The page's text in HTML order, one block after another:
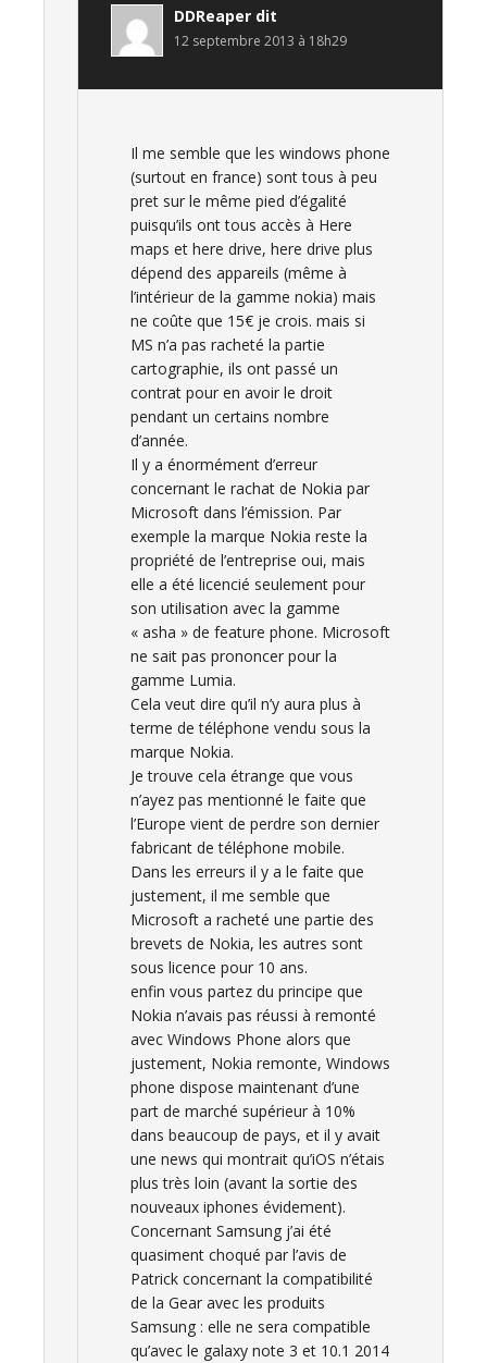
DDReaper dit
12 septembre 2013 à 18h29
Il me semble que les windows phone
(surtout en france) sont tous à peu
pret sur le même pied d’égalité
puisqu’ils ont tous accès à Here
maps et here drive, here drive plus
dépend des appareils (même à
l’intérieur de la gamme nokia) mais
ne coûte que 15€ je crois. mais si
MS n’a pas racheté la partie
cartographie, ils ont passé un
contrat pour en avoir le droit
pendant un certains nombre
d’année.
Il y a énormément d’erreur
concernant le rachat de Nokia par
Microsoft dans l’émission. Par
exemple la marque Nokia reste la
propriété de l’entreprise oui, mais
elle a été licencié seulement pour
son utilisation avec la gamme
« asha » de feature phone. Microsoft
ne sait pas prononcer pour la
gamme Lumia.
Cela veut dire qu’il n’y aura plus à
terme de téléphone vendu sous la
marque Nokia.
Je trouve cela étrange que vous
n’ayez pas mentionné le faite que
l’Europe vient de perdre son dernier
fabricant de téléphone mobile.
Dans les erreurs il y a le faite que
justement, il me semble que
Microsoft a racheté une partie des
brevets de Nokia, les autres sont
sous licence pour 10 ans.
enfin vous partez du principe que
Nokia n’avais pas réussi à remonté
avec Windows Phone alors que
justement, Nokia remonte, Windows
phone dispose maintenant d’une
part de marché supérieur à 10%
dans beaucoup de pays, et il y avait
une news qui montrait qu’iOS n’étais
plus très loin (avant la sortie des
nouveaux iphones évidement).
Concernant Samsung j’ai été
quasiment choqué par l’avis de
Patrick concernant la compatibilité
de la Gear avec les produits
Samsung : elle ne sera compatible
qu’avec le galaxy note 3 et 10.1 2014